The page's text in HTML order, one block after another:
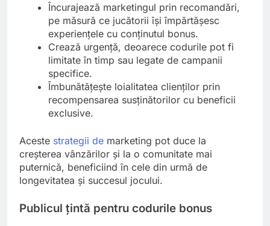
Încurajează marketingul prin recomandări,
pe măsură ce jucătorii își împărtășesc
experiențele cu conținutul bonus.
Crează urgență, deoarece codurile pot fi
limitate în timp sau legate de campanii
specifice.
Îmbunătățește loialitatea clienților prin
recompensarea susținătorilor cu beneficii
exclusive.
Aceste strategii de marketing pot duce la
creșterea vânzărilor și la o comunitate mai
puternică, beneficiind în cele din urmă de
longevitatea și succesul jocului.
Publicul țintă pentru codurile bonus